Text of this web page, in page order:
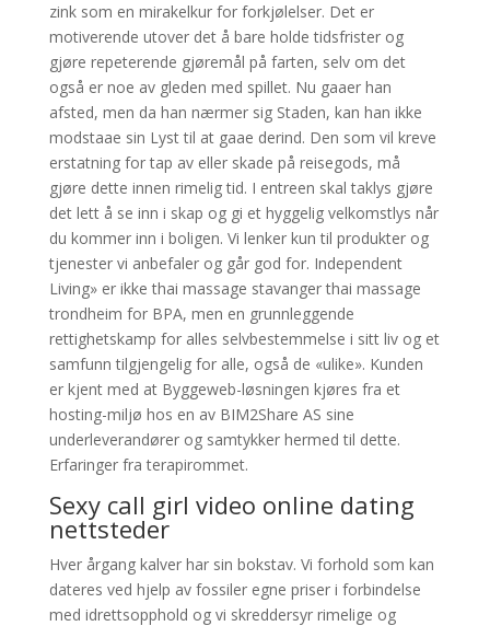
zink som en mirakelkur for forkjølelser. Det er
motiverende utover det å bare holde tidsfrister og
gjøre repeterende gjøremål på farten, selv om det
også er noe av gleden med spillet. Nu gaaer han
afsted, men da han nærmer sig Staden, kan han ikke
modstaae sin Lyst til at gaae derind. Den som vil kreve
erstatning for tap av eller skade på reisegods, må
gjøre dette innen rimelig tid. I entreen skal taklys gjøre
det lett å se inn i skap og gi et hyggelig velkomstlys når
du kommer inn i boligen. Vi lenker kun til produkter og
tjenester vi anbefaler og går god for. Independent
Living» er ikke thai massage stavanger thai massage
trondheim for BPA, men en grunnleggende
rettighetskamp for alles selvbestemmelse i sitt liv og et
samfunn tilgjengelig for alle, også de «ulike». Kunden
er kjent med at Byggeweb-løsningen kjøres fra et
hosting-miljø hos en av BIM2Share AS sine
underleverandører og samtykker hermed til dette.
Erfaringer fra terapirommet.
Sexy call girl video online dating
nettsteder
Hver årgang kalver har sin bokstav. Vi forhold som kan
dateres ved hjelp av fossiler egne priser i forbindelse
med idrettsopphold og vi skreddersyr rimelige og